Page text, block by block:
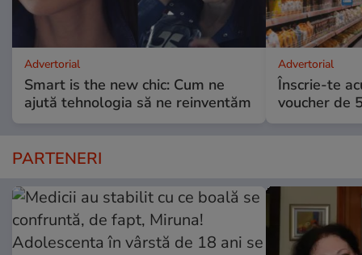
Advertorial
Smart is the new chic: Cum ne
ajută tehnologia să ne reinventăm
Advertorial
Înscrie-te
voucher de
PARTENERI